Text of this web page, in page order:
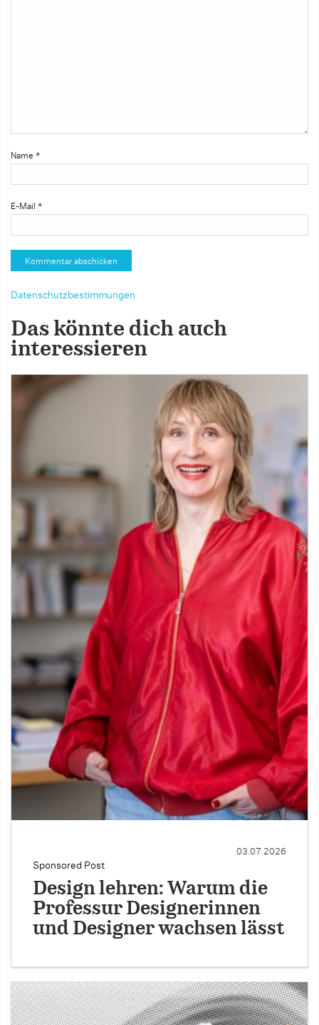
Name *
E-Mail *
Datenschutzbestimmungen
Das könnte dich auch
interessieren
Sponsored Post
03.07.2026
Design lehren: Warum die
Professur Designerinnen
und Designer wachsen lässt